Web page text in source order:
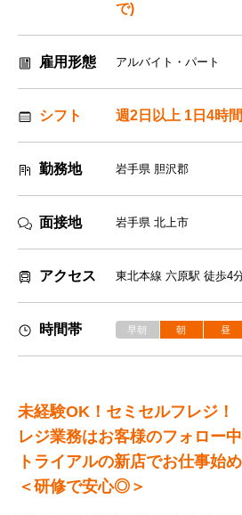
で)
雇用形態 アルバイト・パート
シフト 週2日以上 1日4時
勤務地 岩手県 胆沢郡
面接地 岩手県 北上市
アクセス 東北本線 六原駅 徒歩4
時間帯 早朝 朝 昼
未経験OK！セミセルフレジ！
レジ業務はお客様のフォロー
トライアルの新店でお仕事始
＜研修で安心◎＞